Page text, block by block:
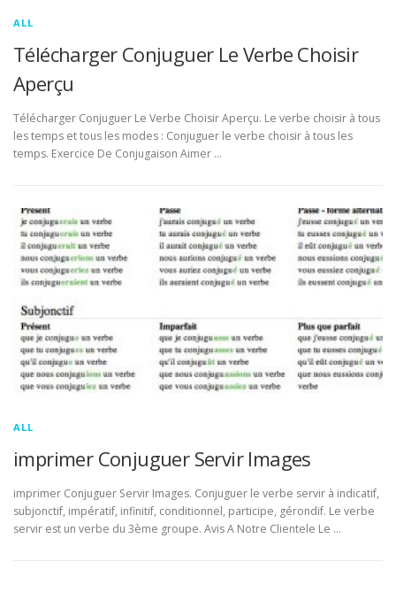
ALL
Télécharger Conjuguer Le Verbe Choisir
Aperçu
Télécharger Conjuguer Le Verbe Choisir Aperçu. Le verbe choisir à tous
les temps et tous les modes : Conjuguer le verbe choisir à tous les
temps. Exercice De Conjugaison Aimer …
ALL
imprimer Conjuguer Servir Images
imprimer Conjuguer Servir Images. Conjuguer le verbe servir à indicatif,
subjonctif, impératif, infinitif, conditionnel, participe, gérondif. Le verbe
servir est un verbe du 3ème groupe. Avis A Notre Clientele Le …